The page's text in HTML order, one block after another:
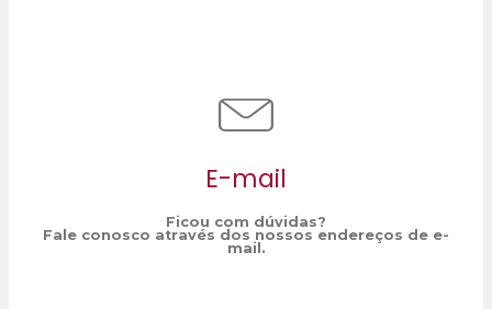
E-mail
Ficou com dúvidas?
Fale conosco através dos nossos endereços de e-
mail.